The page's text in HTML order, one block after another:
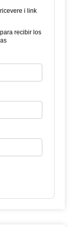
i link
recibir los